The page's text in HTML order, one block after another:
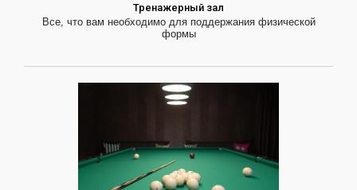
Тренажерный зал
Все, что вам необходимо для поддержания физической
формы